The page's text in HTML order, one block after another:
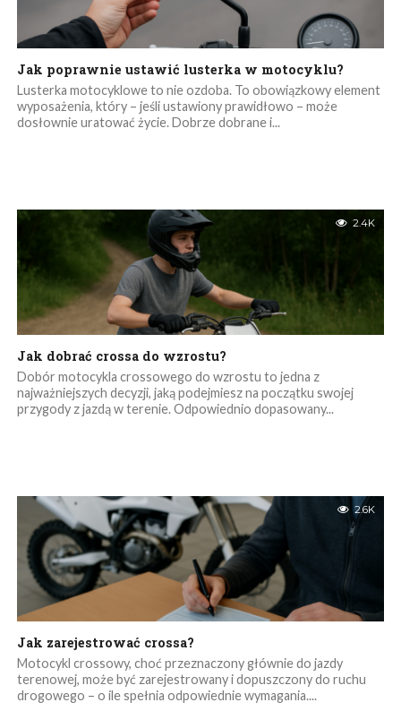
Jak poprawnie ustawić lusterka w motocyklu?
Lusterka motocyklowe to nie ozdoba. To obowiązkowy element
wyposażenia, który – jeśli ustawiony prawidłowo – może
dosłownie uratować życie. Dobrze dobrane i...
2.4K
Jak dobrać crossa do wzrostu?
Dobór motocykla crossowego do wzrostu to jedna z
najważniejszych decyzji, jaką podejmiesz na początku swojej
przygody z jazdą w terenie. Odpowiednio dopasowany...
2.6K
Jak zarejestrować crossa?
Motocykl crossowy, choć przeznaczony głównie do jazdy
terenowej, może być zarejestrowany i dopuszczony do ruchu
drogowego – o ile spełnia odpowiednie wymagania....